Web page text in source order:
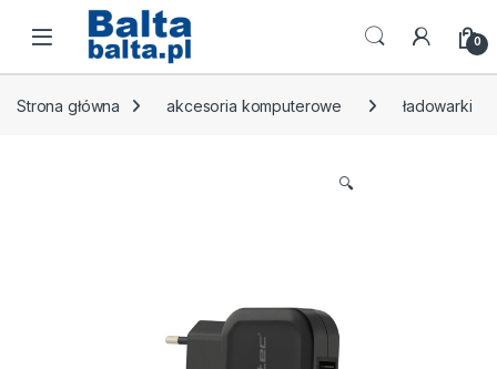
Skip to navigation
Skip to content
Open 0
Strona główna akcesoria komputerowe ładowarki
🔍